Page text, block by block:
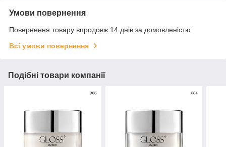
Умови повернення
Повернення товару впродовж 14 днів за домовленістю
Всі умови повернення
Подібні товари компанії